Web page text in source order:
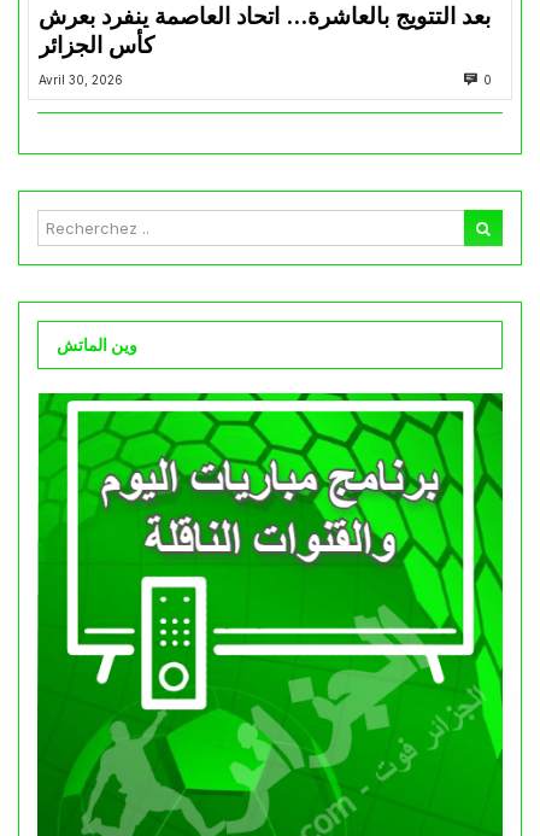
بعد التتويج بالعاشرة… اتحاد العاصمة ينفرد بعرش
كأس الجزائر
Avril 30, 2026 0
وين الماتش